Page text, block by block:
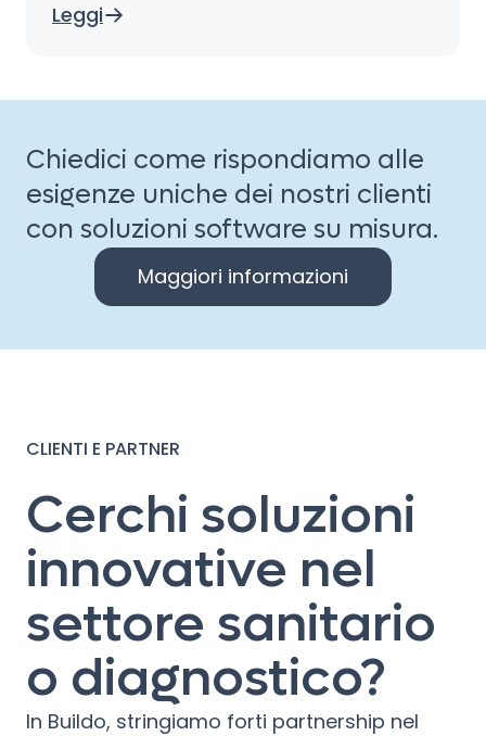
Leggi
Chiedici come rispondiamo alle
esigenze uniche dei nostri clienti
con soluzioni software su misura.
Maggiori informazioni
CLIENTI E PARTNER
Cerchi soluzioni
innovative nel
settore sanitario
o diagnostico?
In Buildo, stringiamo forti partnership nel